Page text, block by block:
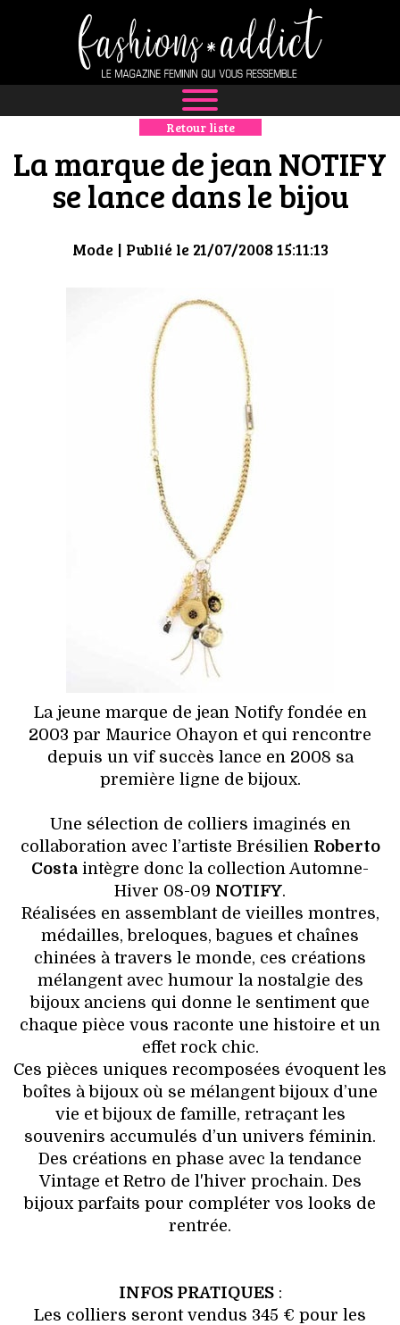
NEWS
MODE
BOUTIQUE
CULTURE
HIGH TECH
MAISON
LIEUX TENDANCES
BEAUTÉ
MODE DE RUE
JEUNES CRÉATEURS
HISTOIRE DES MARQUES
DÉCO
Retour liste
La marque de jean NOTIFY
se lance dans le bijou
Mode| Publié le 21/07/2008 15:11:13
La jeune marque de jean Notify fondée en
2003 par Maurice Ohayon et qui rencontre
depuis un vif succès lance en 2008 sa
première ligne de bijoux.
Une sélection de colliers imaginés en
collaboration avec l’artiste Brésilien Roberto
Costa intègre donc la collection Automne-
Hiver 08-09 NOTIFY.
Réalisées en assemblant de vieilles montres,
médailles, breloques, bagues et chaînes
chinées à travers le monde, ces créations
mélangent avec humour la nostalgie des
bijoux anciens qui donne le sentiment que
chaque pièce vous raconte une histoire et un
effet rock chic.
Ces pièces uniques recomposées évoquent les
boîtes à bijoux où se mélangent bijoux d’une
vie et bijoux de famille, retraçant les
souvenirs accumulés d’un univers féminin.
Des créations en phase avec la tendance
Vintage et Retro de l'hiver prochain. Des
bijoux parfaits pour compléter vos looks de
rentrée.
INFOS PRATIQUES:
Les colliers seront vendus 345 € pour les